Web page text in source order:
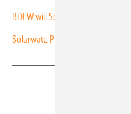
BDEW will Solarindustrie mit
Solarwatt: Produktion in